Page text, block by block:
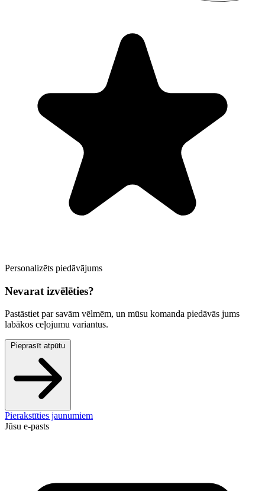
Personalizēts piedāvājums
Nevarat izvēlēties?
Pastāstiet par savām vēlmēm, un mūsu komanda piedāvās jums
labākos ceļojumu variantus.
Pieprasīt atpūtu
Pierakstīties jaunumiem
Jūsu e-pasts